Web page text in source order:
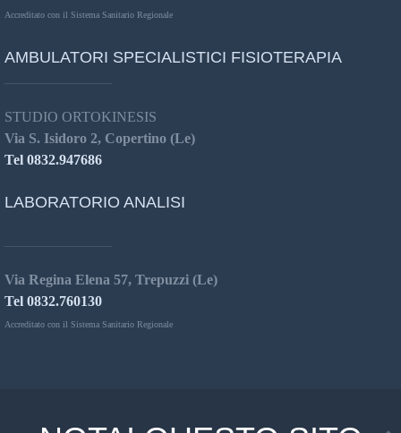
Accreditato con il Sistema Sanitario Regionale
AMBULATORI SPECIALISTICI FISIOTERAPIA
STUDIO ORTOKINESIS
Via S. Isidoro 2, Copertino (Le)
Tel 0832.947686
LABORATORIO ANALISI
Via Regina Elena 57, Trepuzzi (Le)
Tel 0832.760130
Accreditato con il Sistema Sanitario Regionale